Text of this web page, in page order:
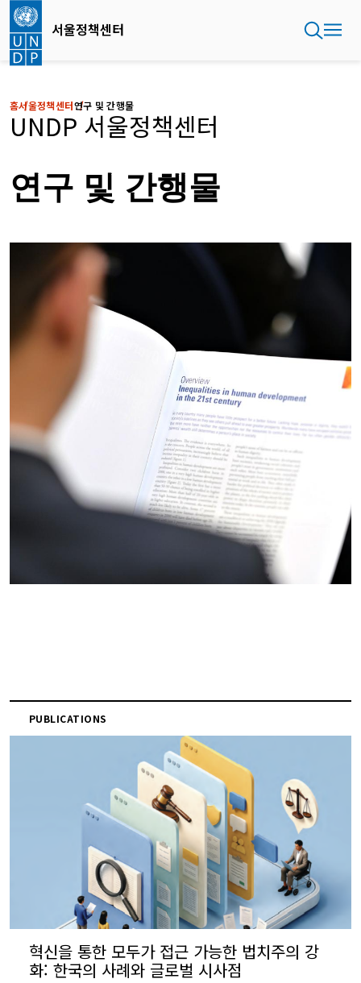
콘
텐
로
건
서울정책센터
홈서울정책센터연구 및 간행물
UNDP 서울정책센터
연구 및 간행물
PUBLICATIONS
혁신을 통한 모두가 접근 가능한 법치주의 강
화: 한국의 사례와 글로벌 시사점